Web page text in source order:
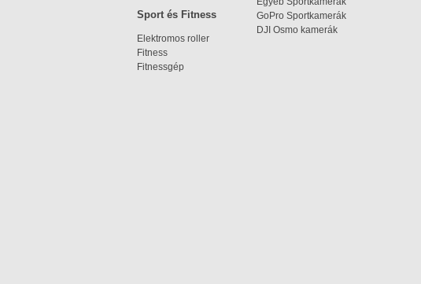
GoPro Sportkamerák
DJI Osmo kamerák
Sport és Fitness
Elektromos roller
Fitness
Fitnessgép